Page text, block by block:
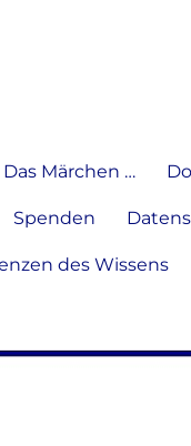
Das Märchen …
Spenden
des Wissens